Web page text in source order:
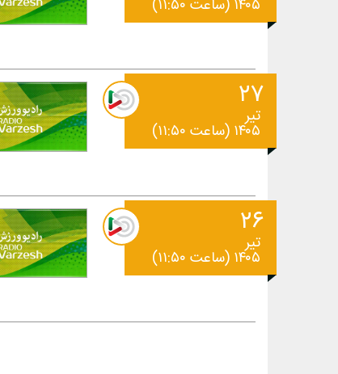
۱۴۰۵ (ساعت ۱۱:۵۰)
۲۷
تیر
۱۴۰۵ (ساعت ۱۱:۵۰)
۲۶
تیر
۱۴۰۵ (ساعت ۱۱:۵۰)